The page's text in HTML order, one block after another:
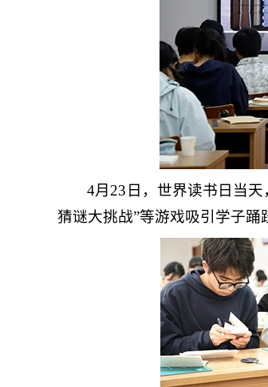
4月23日，世界读书日当
猜谜大挑战”等游戏吸引学子踊